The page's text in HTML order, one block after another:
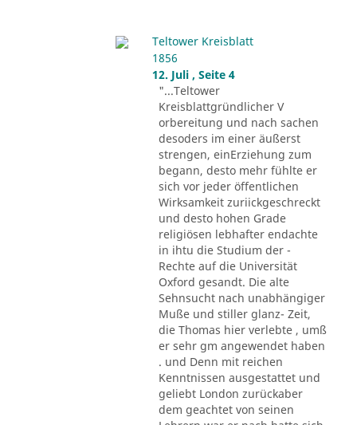
Teltower Kreisblatt
1856
12. Juli , Seite 4
"...Teltower
Kreisblattgründlicher V
orbereitung und nach sachen
desoders im einer äußerst
strengen, einErziehung zum
begann, desto mehr fühlte er
sich vor jeder öffentlichen
Wirksamkeit zuriickgeschreckt
und desto hohen Grade
religiösen lebhafter endachte
in ihtu die Studium der -
Rechte auf die Universität
Oxford gesandt. Die alte
Sehnsucht nach unabhängiger
Muße und stiller glanz- Zeit,
die Thomas hier verlebte , umß
er sehr gm angewendet haben
. und Denn mit reichen
Kenntnissen ausgestattet und
geliebt London zurückaber
dem geachtet von seinen